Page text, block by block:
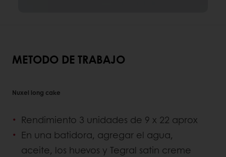
METODO DE TRABAJO
Nuxel long cake
Rendimiento 3 unidades de 9 x 22 aprox
En una batidora, agregar el agua,
aceite, los huevos y Tegral satin creme